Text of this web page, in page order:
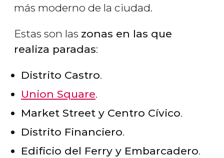
más moderno de la ciudad.
Estas son las zonas en las que
realiza paradas:
Distrito Castro.
Union Square.
Market Street y Centro Cívico.
Distrito Financiero.
Edificio del Ferry y Embarcadero.